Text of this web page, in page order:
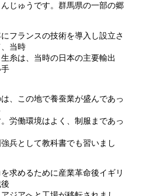
じゅうです。群馬県の一部の郷
フランスの技術を導入し設立さ
当時
糸は、当時の日本の主要輸出
、この地で養蚕業が盛んであっ
労働環境はよく、制服まであっ
兵として教科書でも習いまし
求めるために産業革命後イギリ